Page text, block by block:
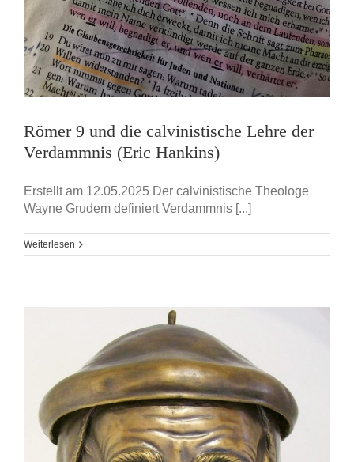
Römer 9 und die calvinistische Lehre der
Verdammnis (Eric Hankins)
Erstellt am 12.05.2025 Der calvinistische Theologe
Wayne Grudem definiert Verdammnis [...]
Weiterlesen